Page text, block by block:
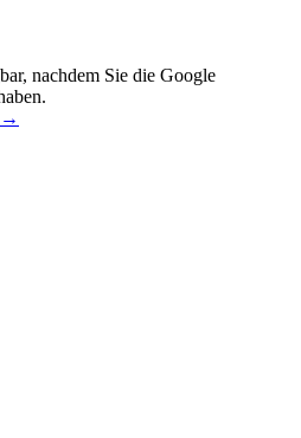
nachdem Sie die Google
→